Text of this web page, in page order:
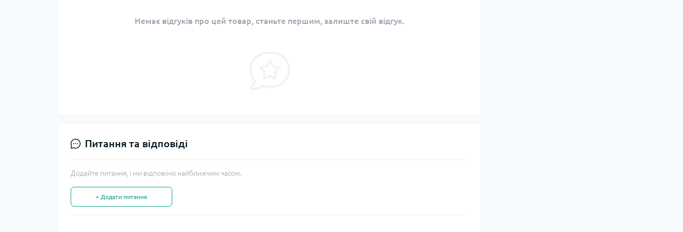
Немає відгуків про цей товар, станьте першим, залиште свій відгук.
Питання та відповіді
Додайте питання, і ми відповімо найближчим часом.
+ Додати питання